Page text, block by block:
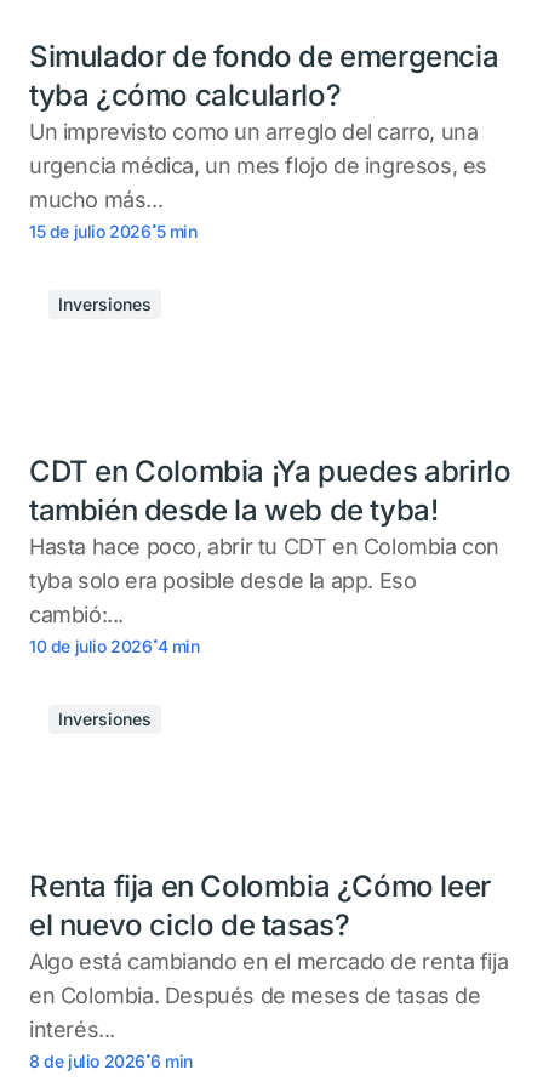
Simulador de fondo de emergencia
tyba ¿cómo calcularlo?
Un imprevisto como un arreglo del carro, una
urgencia médica, un mes flojo de ingresos, es
mucho más...
15 de julio 2026.5 min
Inversiones
CDT en Colombia ¡Ya puedes abrirlo
también desde la web de tyba!
Hasta hace poco, abrir tu CDT en Colombia con
tyba solo era posible desde la app. Eso
cambió:...
10 de julio 2026.4 min
Inversiones
Renta fija en Colombia ¿Cómo leer
el nuevo ciclo de tasas?
Algo está cambiando en el mercado de renta fija
en Colombia. Después de meses de tasas de
interés...
8 de julio 2026.6 min